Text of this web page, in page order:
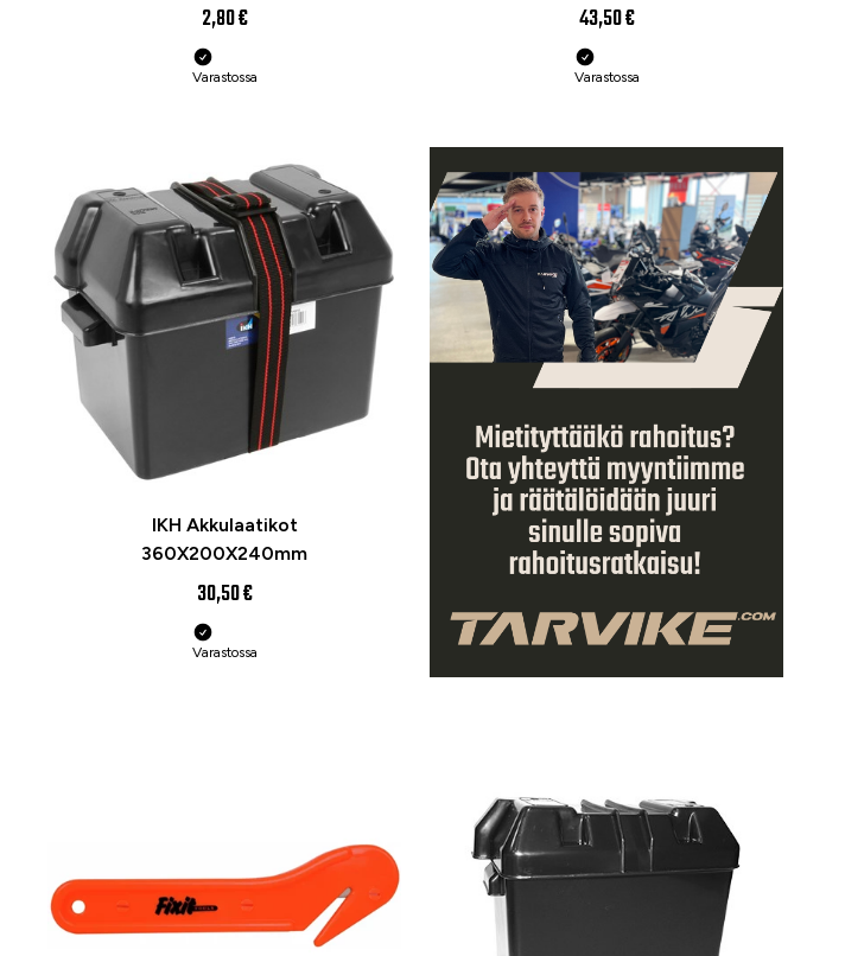
2,80 €
Varastossa
43,50 €
Varastossa
IKH Akkulaatikot
360X200X240mm
30,50 €
Varastossa